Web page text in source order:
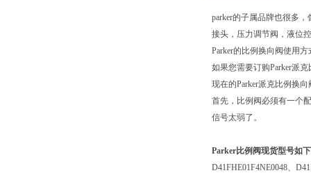
parker的子属品牌也很多
接头，压力调节阀，液位
Parker的比例换向阀使用方
如果您需要订购Parker派
现在的Parker派克比例换
首先，比例阀必须有一个
信号太弱了。
Parker比例阀现货型号如
D41FHE01F4NE0048、